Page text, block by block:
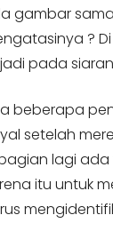
gambar
?
pada
beberapa
setelah
lagi ada
itu untuk